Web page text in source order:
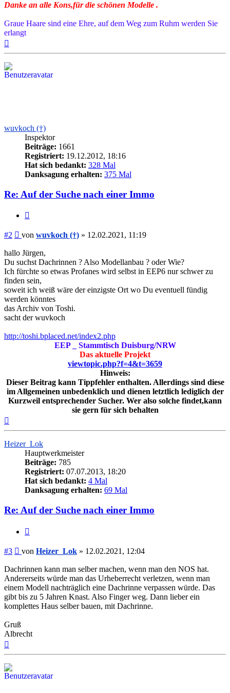
Danke an alle Kons,für die schönen Modelle .
Graue Haare sind eine Ehre, auf dem Weg zum Ruhm werden Sie
erlangt
wuvkoch (†)
Inspektor
Beiträge: 1661
Registriert: 19.12.2012, 18:16
Hat sich bedankt: 328 Mal
Danksagung erhalten: 375 Mal
Re: Auf der Suche nach einer Immo
#2 Beitrag
von wuvkoch (†) » 12.02.2021, 11:19
hallo Jürgen,
Du suchst Dachrinnen ? Also Modellanbau ? oder Wie?
Ich fürchte so etwas Profanes wird selbst in EEP6 nur schwer zu
finden sein,
soweit ich weiß wäre der einzigste Ort wo Du eventuell fündig
werden könntes
das Archiv von Toshi.
sacht der wuvkoch
http://toshi.bplaced.net/index2.php
EEP _ Stammtisch Duisburg/NRW
Das aktuelle Projekt
viewtopic.php?f=4&t=3659
Hinweis:
Dieser Beitrag kann Tippfehler enthalten. Allerdings sind diese
im Allgemeinen unbedenklich und dienen letztlich lediglich der
Kurzweil entsprechender Sucher. Wer also solche findet,kann
sie gern für sich behalten
oben
Heizer_Lok
Hauptwerkmeister
Beiträge: 785
Registriert: 07.07.2013, 18:20
Hat sich bedankt: 4 Mal
Danksagung erhalten: 69 Mal
Re: Auf der Suche nach einer Immo
#3 Beitrag
von Heizer_Lok » 12.02.2021, 12:04
Dachrinnen kann man selber machen, wenn man den NOS hat.
Andererseits würde man das Urheberrecht verletzen, wenn man
einem Modell nachträglich eine Dachrinne verpassen würde. Das
gibt bis zu 5 Jahren Knast. Also Finger weg. Dann lieber ein
komplettes Haus selber bauen, mit Dachrinne.
Gruß
Albrecht